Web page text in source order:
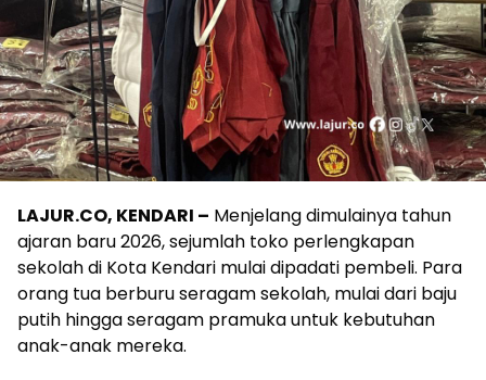
LAJUR.CO, KENDARI – Menjelang dimulainya tahun
ajaran baru 2026, sejumlah toko perlengkapan
sekolah di Kota Kendari mulai dipadati pembeli. Para
orang tua berburu seragam sekolah, mulai dari baju
putih hingga seragam pramuka untuk kebutuhan
anak-anak mereka.